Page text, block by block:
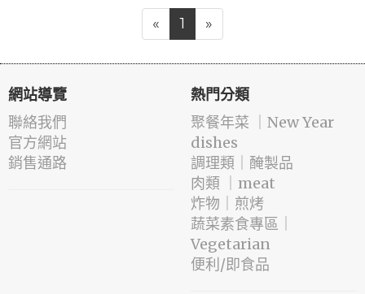
« 1 »
網站導覽
聯絡我們
官方網站
銷售通路
熱門分類
️聚餐年菜 ｜New Year
dishes
️調理類｜醃製品
肉類 ｜meat
️炸物｜煎烤
蔬菜素食專區｜
Vegetarian
便利/即食品